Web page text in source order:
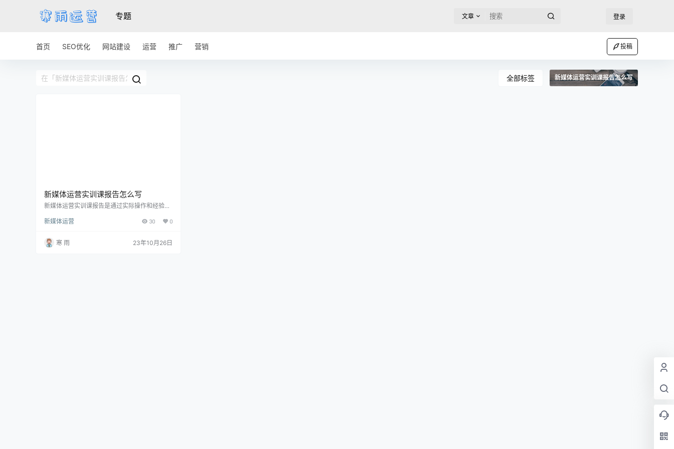
专题 文章 登录
首页 SEO优化 网站建设 运营 推广 营销 投稿
全部标签 新媒体运营实训课报告怎么写
新媒体运营实训课报告怎么写
新媒体运营实训课报告是通过实际操作和经验总
总结的一种方式。在这门课程中，我们学习了很
理、内容策划、营销推广等方面。在写新媒体运
营实训课报告时，我们需要遵循一定的规范和技
新媒体运营 30 0
寒 雨 23年10月26日